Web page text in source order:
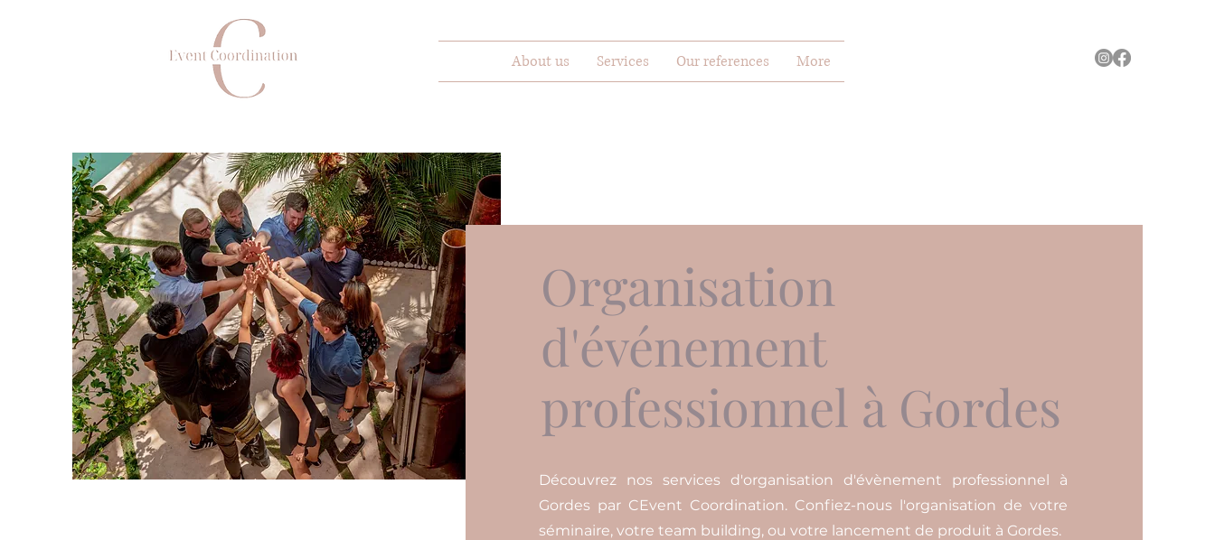
About us Services Our references More
Organisation
d'événement
professionnel à Gordes
Découvrez nos services d'organisation d'évènement professionnel à
Gordes par CEvent Coordination. Confiez-nous l'organisation de votre
séminaire, votre team building, ou votre lancement de produit à Gordes.